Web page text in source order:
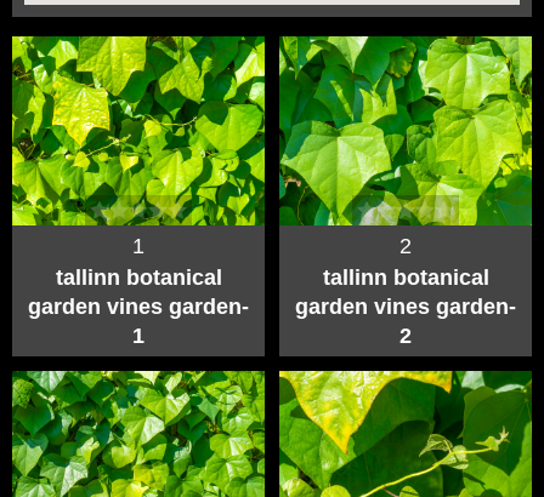
1
tallinn botanical
garden vines garden-
1
2
tallinn botanical
garden vines garden-
2